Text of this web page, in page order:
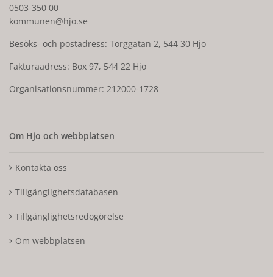
0503-350 00
kommunen@hjo.se
Besöks- och postadress: Torggatan 2, 544 30 Hjo
Fakturaadress: Box 97, 544 22 Hjo
Organisationsnummer: 212000-1728
Om Hjo och webbplatsen
Kontakta oss
Tillgänglighetsdatabasen
Tillgänglighetsredogörelse
Om webbplatsen